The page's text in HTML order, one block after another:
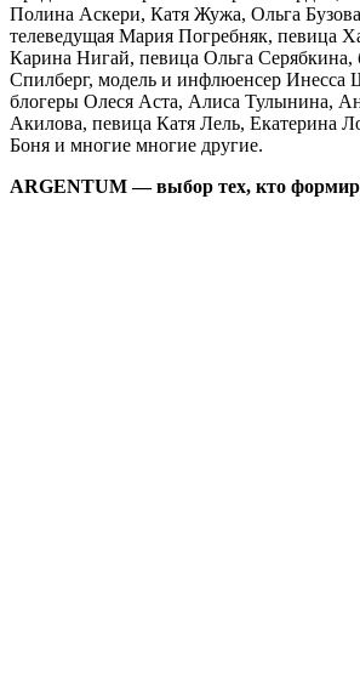
Полина Аскери, Катя Жужа, Ольга
телеведущая Мария Погребняк, певица
Карина Нигай, певица Ольга Серябкина,
Спилберг, модель и инфлюенсер Инесса
блогеры Олеся Аста, Алиса Тулынина,
Акилова, певица Катя Лель, Екатерина
Боня и многие многие другие.
ARGENTUM — выбор тех, кто